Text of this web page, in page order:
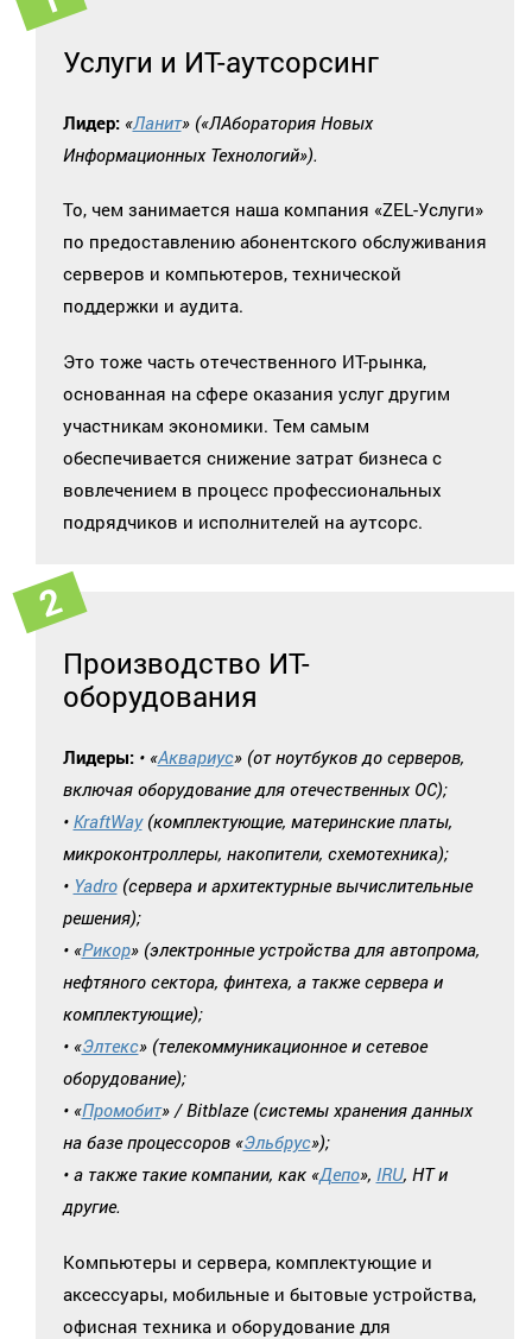
Услуги и ИТ-аутсорсинг
Лидер: «Ланит» («ЛАборатория Новых
Информационных Технологий»).
То, чем занимается наша компания «ZEL-Услуги»
по предоставлению абонентского обслуживания
серверов и компьютеров, технической
поддержки и аудита.
Это тоже часть отечественного ИТ-рынка,
основанная на сфере оказания услуг другим
участникам экономики. Тем самым
обеспечивается снижение затрат бизнеса с
вовлечением в процесс профессиональных
подрядчиков и исполнителей на аутсорс.
Производство ИТ-
оборудования
Лидеры: • «Аквариус» (от ноутбуков до серверов,
включая оборудование для отечественных ОС);
• KraftWay(комплектующие, материнские платы,
микроконтроллеры, накопители, схемотехника);
• Yadro(сервера и архитектурные вычислительные
решения);
• «Рикор» (электронные устройства для автопрома,
нефтяного сектора, финтеха, а также сервера и
комплектующие);
• «Элтекс» (телекоммуникационное и сетевое
оборудование);
• «Промобит» / Bitblaze (системы хранения данных
на базе процессоров «Эльбрус»);
• а также такие компании, как «Депо», IRU, HT и
другие.
Компьютеры и сервера, комплектующие и
аксессуары, мобильные и бытовые устройства,
офисная техника и оборудование для